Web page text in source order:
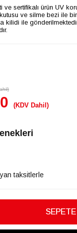
sertifikalı ürün UV
ve silme bezi ile
kilidi ile
(KDV Dahil)
taksitlerle